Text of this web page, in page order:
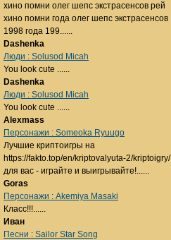
хино помни олег шепс экстрасенсов рей
хино помни года олег шепс экстрасенсов
1998 года 199......
Dashenka
Люди : Solusod Micah
You look cute ......
Dashenka
Люди : Solusod Micah
You look cute ......
Alexmass
Персонажи : Someoka Ryuugo
Лучшие криптоигры на
https://fakto.top/en/kriptovalyuta-2/kriptoigry/
для вас - играйте и выигрывайте!......
Goras
Персонажи : Akemiya Masaki
Класс!!!......
Иван
Песни : Sailor Star Song